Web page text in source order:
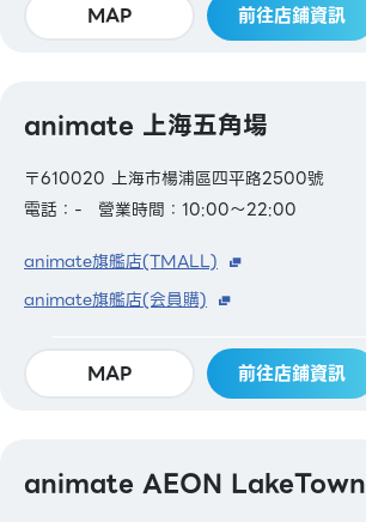
MAP 前往店鋪資訊
animate 上海五角場
〒610020 上海市楊浦區四平路2500號
電話：-
營業時間：10:00～22:00
animate旗艦店(TMALL)
animate旗艦店(会員購)
MAP 前往店鋪資訊
animate AEON LakeTown